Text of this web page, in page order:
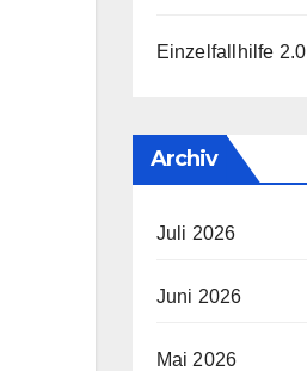
Einzelfallhilfe 2.0
Archiv
Juli 2026
Juni 2026
Mai 2026